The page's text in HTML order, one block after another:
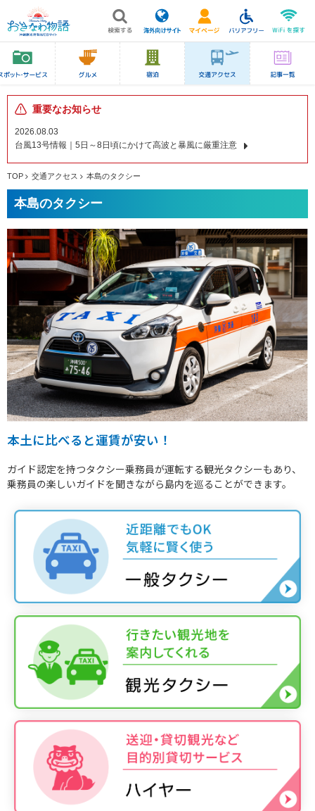
重要なお知らせ
2026.08.03
台風13号情報｜5日～8日頃にかけて高波と暴風に厳重注意
TOP 交通アクセス 本島のタクシー
本島のタクシー
本土に比べると運賃が安い！
ガイド認定を持つタクシー乗務員が運転する観光タクシーもあり、
乗務員の楽しいガイドを聞きながら島内を巡ることができます。